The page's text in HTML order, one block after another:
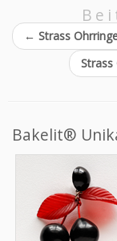
← Strass
Strass
Bakelit®